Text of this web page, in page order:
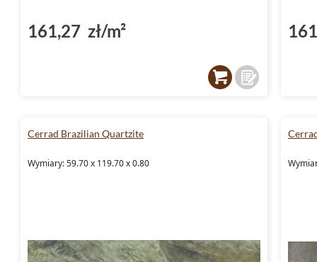
161,27 zł/m²
Cerrad Brazilian Quartzite
Wymiary: 59.70 x 119.70 x 0.80